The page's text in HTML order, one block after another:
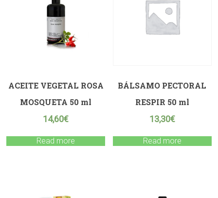
ACEITE VEGETAL ROSA
MOSQUETA 50 ml
14,60€
Read more
BÁLSAMO PECTORAL
RESPIR 50 ml
13,30€
Read more